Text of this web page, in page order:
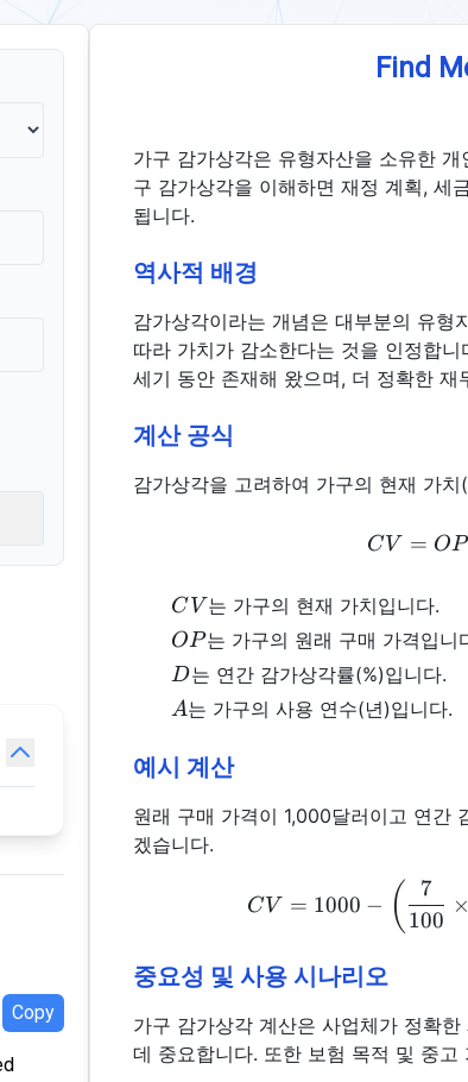
Copy
Find
가구 감가상각은 유형자산을 소유한
구 감가상각을 이해하면 재정 계획, 세
됩니다.
역사적 배경
감가상각이라는 개념은 대부분의 유형
따라 가치가 감소한다는 것을 인정합
세기 동안 존재해 왔으며, 더 정확한
계산 공식
감가상각을 고려하여 가구의 현재 가
CV = OP
CV
C V 는 가구의 현재 가치입니다.
OP
OP 는 가구의 원래 구매 가격입니
D
D는 연간 감가상각률(%)입니다.
A
A는 가구의 사용 연수(년)입니다.
예시 계산
원래 구매 가격이 1,000달러이고 연간
겠습니다.
CV = 1000 − ( 100
7
×
중요성 및 사용 시나리오
가구 감가상각 계산은 사업체가 정확
데 중요합니다. 또한 보험 목적 및 중